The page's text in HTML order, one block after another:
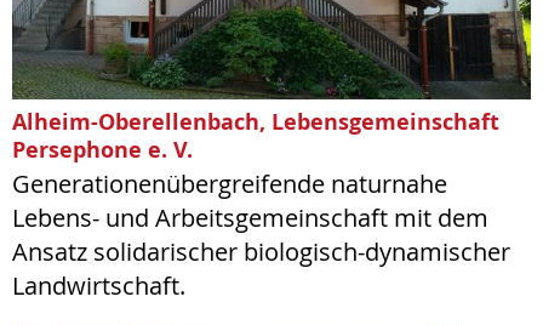
Alheim-Oberellenbach, Lebensgemeinschaft
Persephone e. V.
Generationenübergreifende naturnahe
Lebens- und Arbeitsgemeinschaft mit dem
Ansatz solidarischer biologisch-dynamischer
Landwirtschaft.